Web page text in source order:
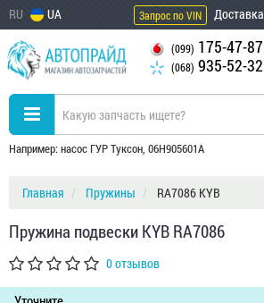
RU UA Запрос по VIN Доставка
(099) 175-47-87
(068) 935-52-32
Например: насос ГУР Туксон, 06H905601A
Главная Пружины RA7086 KYB
Пружина подвески KYB RA7086
0 отзывов